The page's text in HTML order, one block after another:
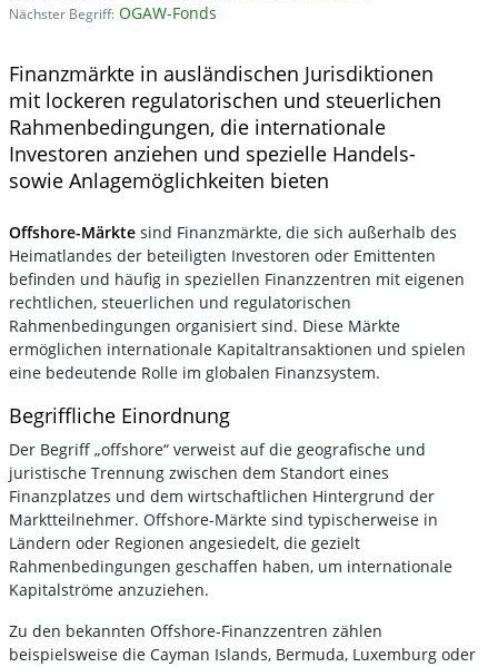
Nächster Begriff: OGAW-Fonds
Finanzmärkte in ausländischen Jurisdiktionen
mit lockeren regulatorischen und steuerlichen
Rahmenbedingungen, die internationale
Investoren anziehen und spezielle Handels-
sowie Anlagemöglichkeiten bieten
Offshore-Märkte sind Finanzmärkte, die sich außerhalb des
Heimatlandes der beteiligten Investoren oder Emittenten
befinden und häufig in speziellen Finanzzentren mit eigenen
rechtlichen, steuerlichen und regulatorischen
Rahmenbedingungen organisiert sind. Diese Märkte
ermöglichen internationale Kapitaltransaktionen und spielen
eine bedeutende Rolle im globalen Finanzsystem.
Begriffliche Einordnung
Der Begriff „offshore“ verweist auf die geografische und
juristische Trennung zwischen dem Standort eines
Finanzplatzes und dem wirtschaftlichen Hintergrund der
Marktteilnehmer. Offshore-Märkte sind typischerweise in
Ländern oder Regionen angesiedelt, die gezielt
Rahmenbedingungen geschaffen haben, um internationale
Kapitalströme anzuziehen.
Zu den bekannten Offshore-Finanzzentren zählen
beispielsweise die Cayman Islands, Bermuda, Luxemburg oder